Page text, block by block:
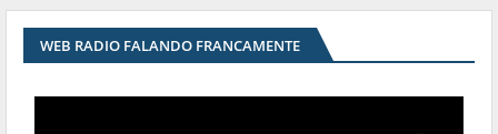
WEB RADIO FALANDO FRANCAMENTE